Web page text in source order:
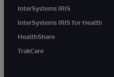
InterSystems IRIS
InterSystems IRIS for Health
HealthShare
TrakCare